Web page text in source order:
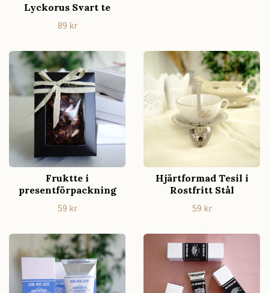
Lyckorus Svart te
89 kr
Fruktte i
presentförpackning
59 kr
Hjärtformad Tesil i
Rostfritt Stål
59 kr